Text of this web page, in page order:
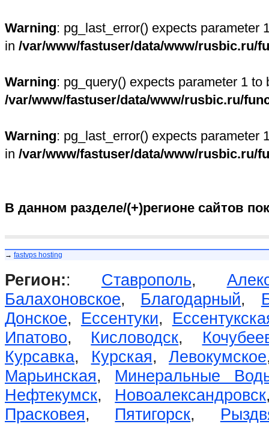
Warning: pg_last_error() expects parameter
in /var/www/fastuser/data/www/rusbic.ru/
Warning: pg_query() expects parameter 1
/var/www/fastuser/data/www/rusbic.ru/
Warning: pg_last_error() expects parameter
in /var/www/fastuser/data/www/rusbic.ru/
В данном разделе/(+)регионе сайтов
→ fastvps hosting
Регион:: Ставрополь,
Балахоновское, Благодарный,
Донское, Ессентуки,
Ипатово, Кисловодск,
Курсавка, Курская, Левокумское
Марьинская, Минеральные
Нефтекумск, Новоалександровск
Прасковея, Пятигорск,